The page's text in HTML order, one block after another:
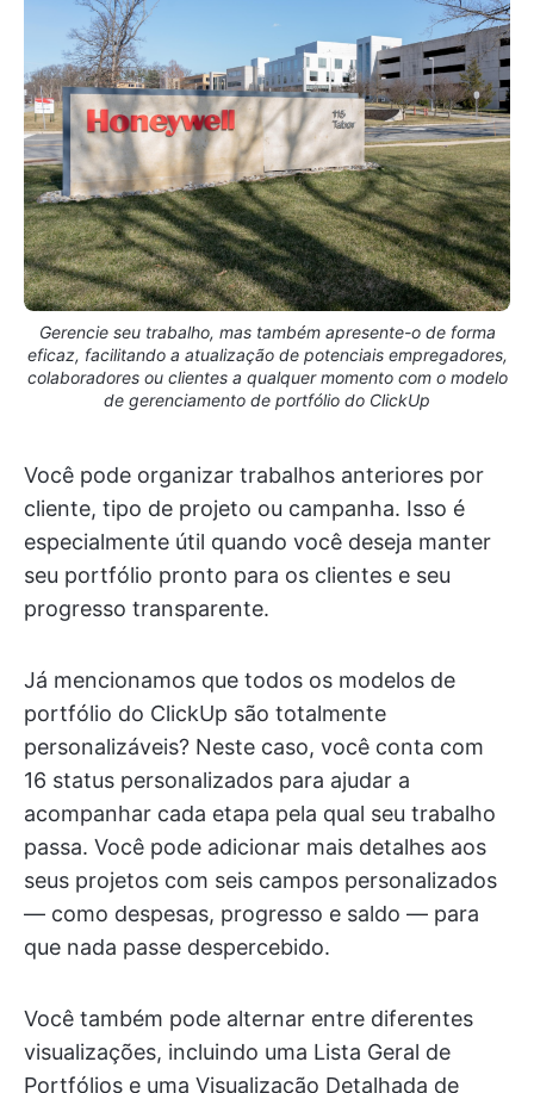
Gerencie seu trabalho, mas também apresente-o de forma
eficaz, facilitando a atualização de potenciais empregadores,
colaboradores ou clientes a qualquer momento com o modelo
de gerenciamento de portfólio do ClickUp
Você pode organizar trabalhos anteriores por
cliente, tipo de projeto ou campanha. Isso é
especialmente útil quando você deseja manter
seu portfólio pronto para os clientes e seu
progresso transparente.
Já mencionamos que todos os modelos de
portfólio do ClickUp são totalmente
personalizáveis? Neste caso, você conta com
16 status personalizados para ajudar a
acompanhar cada etapa pela qual seu trabalho
passa. Você pode adicionar mais detalhes aos
seus projetos com seis campos personalizados
— como despesas, progresso e saldo — para
que nada passe despercebido.
Você também pode alternar entre diferentes
visualizações, incluindo uma Lista Geral de
Portfólios e uma Visualização Detalhada de